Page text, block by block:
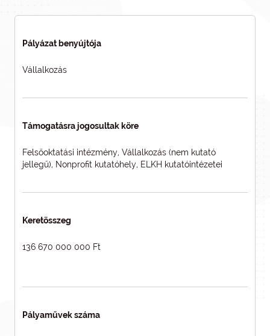
Pályázat benyújtója
Vállalkozás
Támogatásra jogosultak köre
Felsőoktatási intézmény, Vállalkozás (nem kutató
jellegű), Nonprofit kutatóhely, ELKH kutatóintézetei
Keretösszeg
136 670 000 000 Ft
Pályaművek száma